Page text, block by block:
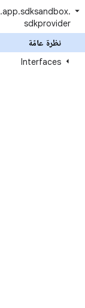
.app.sdksandbox.
sdkprovider
نظرة عامّة
Interfaces